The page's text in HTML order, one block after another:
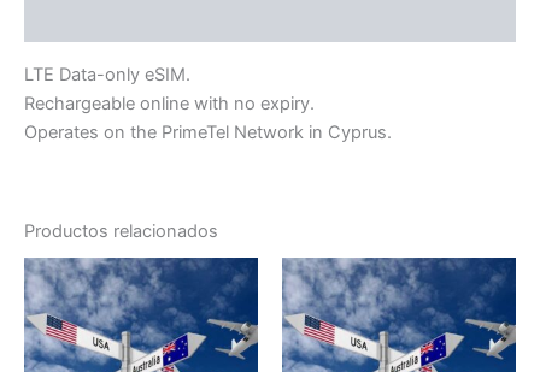
LTE Data-only eSIM.
Rechargeable online with no expiry.
Operates on the PrimeTel Network in Cyprus.
Productos relacionados